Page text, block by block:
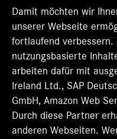
e
u
e
n
R
e
g
i
s
e
r
n
e
u
e
R
e
g
s
t
r
e
u
e
n
R
g
i
s
e
r
Damit möchten wir
unserer Webseite
fortlaufend verbessern.
nutzungsbasierte
arbeiten dafür mit
Ireland Ltd., SAP
GmbH, Amazon Web
Durch diese Partner
anderen Webseiten.